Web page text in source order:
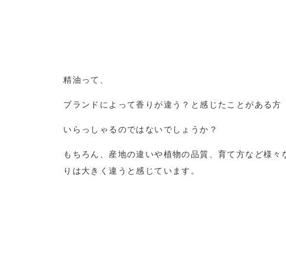
精油って、
ブランドによって香りが違う？と感じたことがある方
いらっしゃるのではないでしょうか？
もちろん、産地の違いや植物の品質、育て方など様
りは大きく違うと感じています。